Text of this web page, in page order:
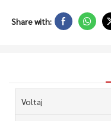
Share with:
Voltaj